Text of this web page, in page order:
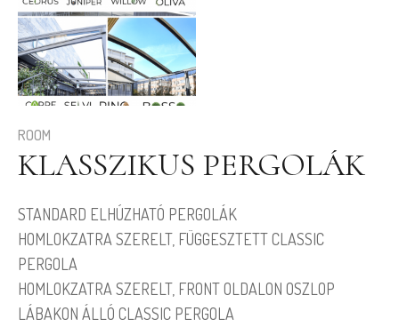
ROOM
KLASSZIKUS PERGOLÁK
STANDARD ELHÚZHATÓ PERGOLÁK
HOMLOKZATRA SZERELT, FÜGGESZTETT CLASSIC
PERGOLA
HOMLOKZATRA SZERELT, FRONT OLDALON OSZLOP
LÁBAKON ÁLLÓ CLASSIC PERGOLA